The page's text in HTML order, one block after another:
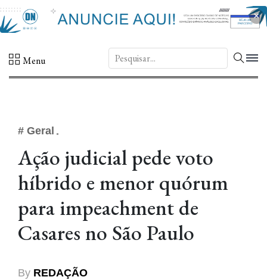
×
Menu DN.
# Geral
Ação judicial pede voto
híbrido e menor quórum
para impeachment de
Casares no São Paulo
By REDAÇÃO